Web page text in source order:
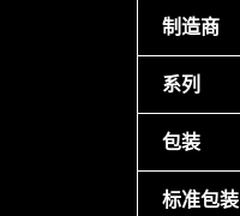
制造商
系列
包装
标准包装